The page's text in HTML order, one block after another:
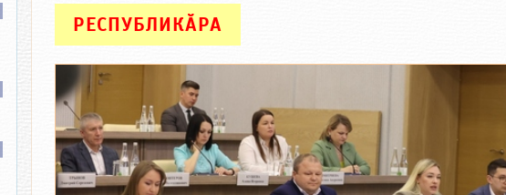
РЕСПУБЛИКӐРА